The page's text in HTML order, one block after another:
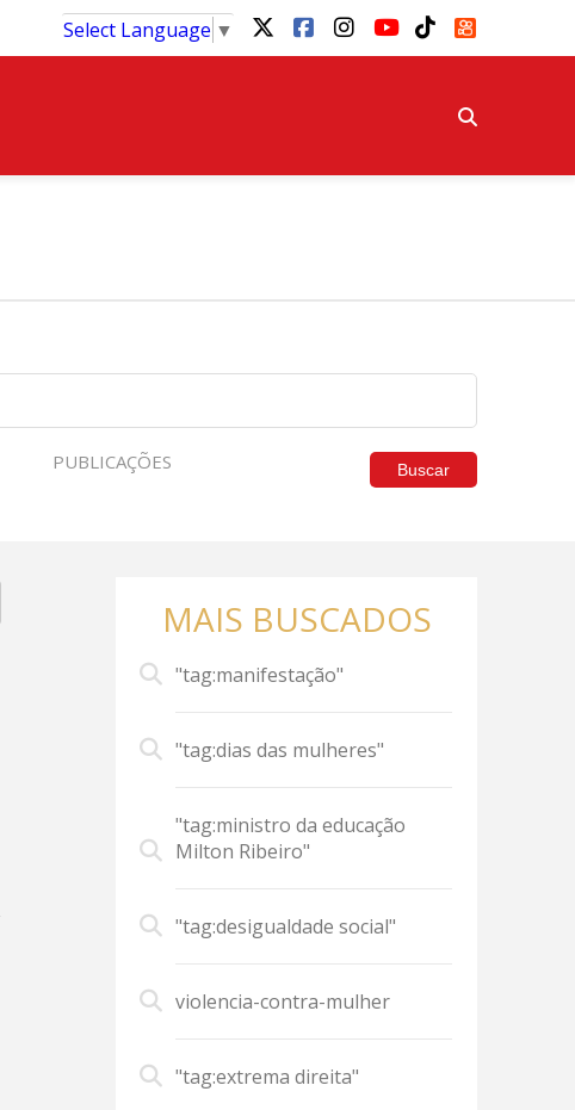
Select Language ▼
PUBLICAÇÕES Buscar
MAIS BUSCADOS
"tag:manifestação"
"tag:dias das mulheres"
"tag:ministro da educação
Milton Ribeiro"
"tag:desigualdade social"
violencia-contra-mulher
"tag:extrema direita"